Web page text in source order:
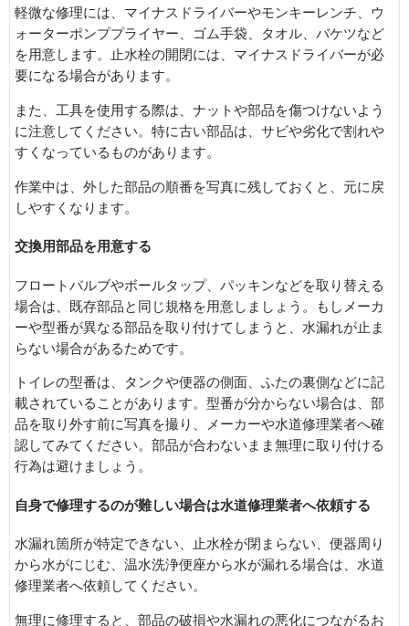
軽微な修理には、マイナスドライバーやモンキーレンチ、ウ
ォーターポンププライヤー、ゴム手袋、タオル、バケツなど
を用意します。止水栓の開閉には、マイナスドライバーが必
要になる場合があります。
また、工具を使用する際は、ナットや部品を傷つけないよう
に注意してください。特に古い部品は、サビや劣化で割れや
すくなっているものがあります。
作業中は、外した部品の順番を写真に残しておくと、元に戻
しやすくなります。
交換用部品を用意する
フロートバルブやボールタップ、パッキンなどを取り替える
場合は、既存部品と同じ規格を用意しましょう。もしメーカ
ーや型番が異なる部品を取り付けてしまうと、水漏れが止ま
らない場合があるためです。
トイレの型番は、タンクや便器の側面、ふたの裏側などに記
載されていることがあります。型番が分からない場合は、部
品を取り外す前に写真を撮り、メーカーや水道修理業者へ確
認してみてください。部品が合わないまま無理に取り付ける
行為は避けましょう。
自身で修理するのが難しい場合は水道修理業者へ依頼する
水漏れ箇所が特定できない、止水栓が閉まらない、便器周り
から水がにじむ、温水洗浄便座から水が漏れる場合は、水道
修理業者へ依頼してください。
無理に修理すると、部品の破損や水漏れの悪化につながるお